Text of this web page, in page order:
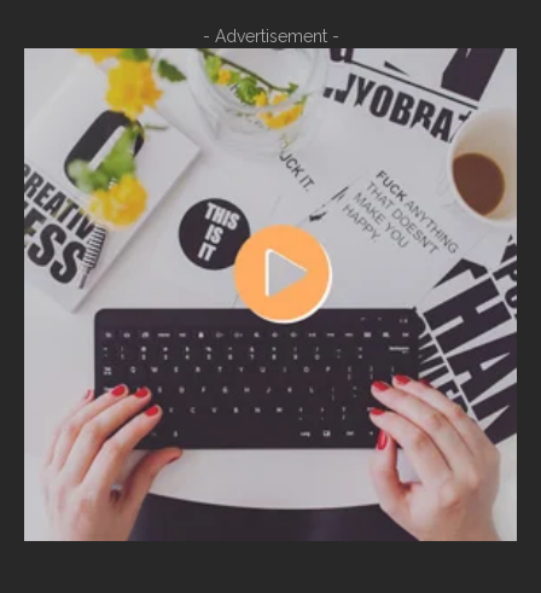
- Advertisement -